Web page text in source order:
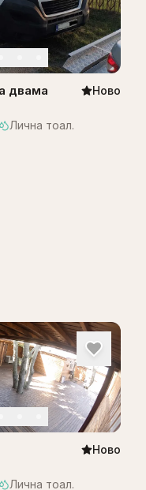
двама
Ново
Лична тоал.
Ново
Лична тоал.